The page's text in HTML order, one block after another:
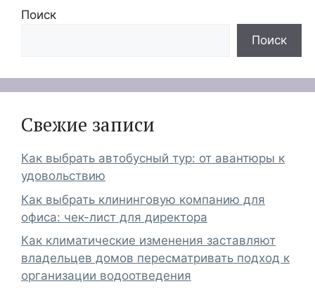
Поиск
Поиск
Свежие записи
Как выбрать автобусный тур: от авантюры к
удовольствию
Как выбрать клининговую компанию для
офиса: чек-лист для директора
Как климатические изменения заставляют
владельцев домов пересматривать подход к
организации водоотведения